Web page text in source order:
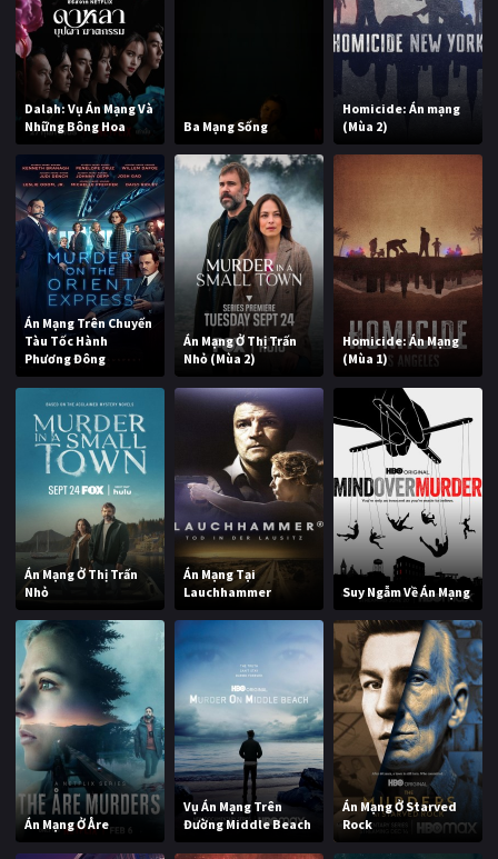
Dalah: Vụ Án Mạng Và
Những Bông Hoa
Ba Mạng Sống
Homicide: Án mạng
(Mùa 2)
Án Mạng Trên Chuyến
Tàu Tốc Hành
Phương Đông
Án Mạng Ở Thị Trấn
Nhỏ (Mùa 2)
Homicide: Án Mạng
(Mùa 1)
Án Mạng Ở Thị Trấn
Nhỏ
Án Mạng Tại
Lauchhammer
Suy Ngẫm Về Án Mạng
Án Mạng Ở Åre
Vụ Án Mạng Trên
Đường Middle Beach
Án Mạng Ở Starved
Rock